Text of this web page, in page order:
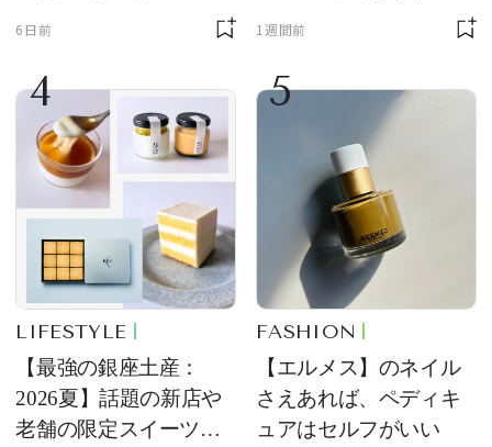
6日前 1週間前
4
LIFESTYLE
【最強の銀座土産：
2026夏】話題の新店や
老舗の限定スイーツを
5
FASHION
【エルメス】のネイル
さえあれば、ペディキ
ュアはセルフがいい